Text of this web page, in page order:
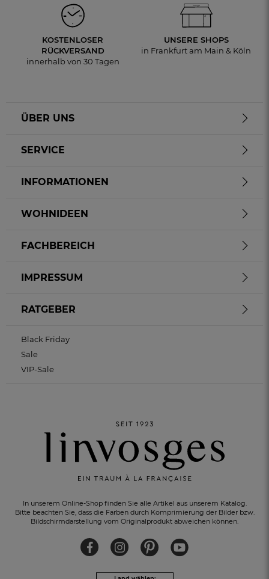
KOSTENLOSER RÜCKVERSANDinnerhalb von 30 Tagen
KOSTENLOSER
RÜCKVERSAND
innerhalb von 30 Tagen
UNSERE SHOPS
in Frankfurt am Main & Köln
In unserem Online-Shop finden Sie alle Artikel aus unserem Katalog.
Bitte beachten Sie, dass die Farben durch Komprimierung der Bilder bzw.
Bildschirmdarstellung vom Originalprodukt abweichen können.
ÜBER UNS
SERVICE
INFORMATIONEN
WOHNIDEEN
FACHBEREICH
IMPRESSUM
RATGEBER
Black Friday
Sale
VIP-Sale